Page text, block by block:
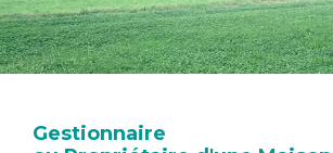
Gestionnaire